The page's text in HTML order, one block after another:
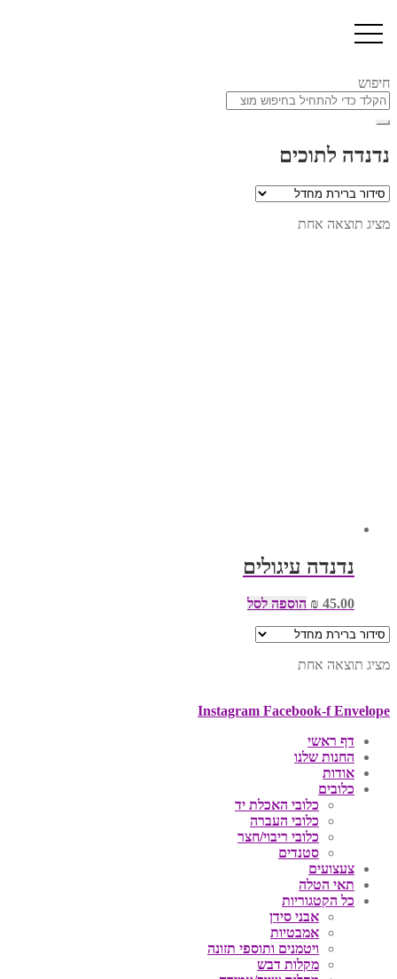
חיפוש
נדנדה לתוכים
מציג תוצאה אחת
נדנדה עיגולים
₪ 45.00 הוספה לסל
מציג תוצאה אחת
Instagram Facebook-f Envelope
דף ראשי
החנות שלנו
אודות
כלובים
כלובי האכלת יד
כלובי העברה
כלובי ריבוי/חצר
סטנדים
צעצועים
תאי הטלה
כל הקטגוריות
אבני סידן
אמבטיות
ויטמנים ותוספי תזונה
מקלות דבש